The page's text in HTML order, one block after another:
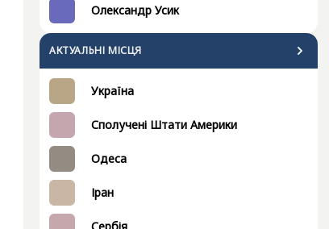
Олександр Усик
АКТУАЛЬНІ МІСЦЯ
Україна
Сполучені Штати Америки
Одеса
Іран